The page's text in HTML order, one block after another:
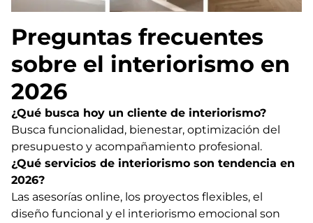
Preguntas frecuentes
sobre el interiorismo en
2026
¿Qué busca hoy un cliente de interiorismo?
Busca funcionalidad, bienestar, optimización del
presupuesto y acompañamiento profesional.
¿Qué servicios de interiorismo son tendencia en
2026?
Las asesorías online, los proyectos flexibles, el
diseño funcional y el interiorismo emocional son